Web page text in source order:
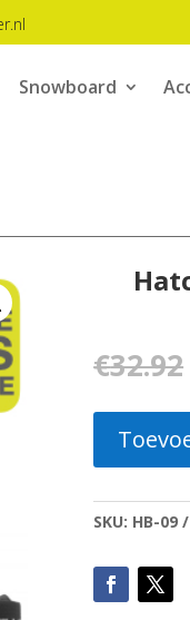
Snowboard
€32.92
SKU: HB-09